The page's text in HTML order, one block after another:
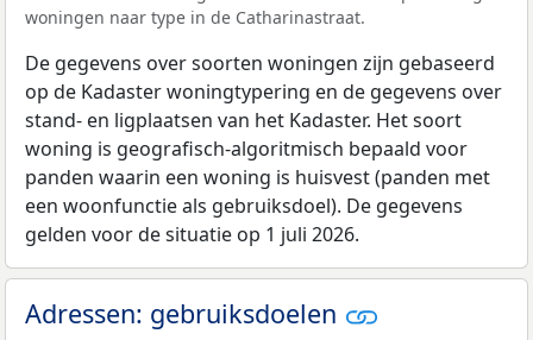
woningen naar type in de Catharinastraat.
De gegevens over soorten woningen zijn gebaseerd
op de Kadaster woningtypering en de gegevens over
stand- en ligplaatsen van het Kadaster. Het soort
woning is geografisch-algoritmisch bepaald voor
panden waarin een woning is huisvest (panden met
een woonfunctie als gebruiksdoel). De gegevens
gelden voor de situatie op 1 juli 2026.
Adressen: gebruiksdoelen